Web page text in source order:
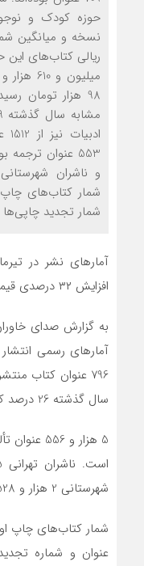
98 هزار تومان
شمار تجدید چاپی‌ها 539 عنوان بوده است.
آمارهای نشر در
افزایش ۳۲ درصدی قیمت کتاب دارد.
به گزارش صدای
796 عنوان کتاب
سال گذشته 26 درصد کاهش داشته است.
شهرستانی 2 هزار و 528 عنوان کتاب منتشر کرده‌اند.